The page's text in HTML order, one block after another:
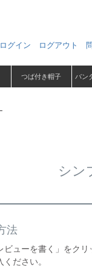
グイン ログアウト
つば付き帽子 バン
シン
法
ューを書く」をクリ
ださい。